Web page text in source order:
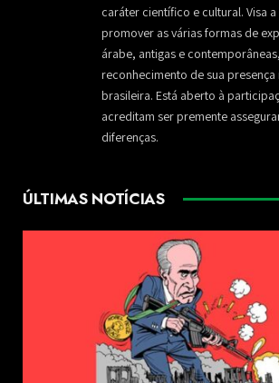
caráter científico e cultural. Visa
promover as várias formas de
árabe, antigas e
reconhecimento de sua
brasileira. Está aberto à
acreditam ser premente
diferenças.
ÚLTIMAS NOTÍCIAS